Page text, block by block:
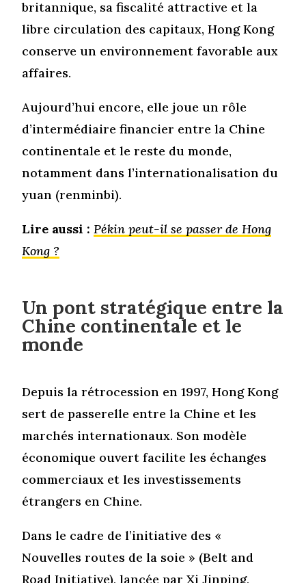
britannique, sa fiscalité attractive et la
libre circulation des capitaux, Hong Kong
conserve un environnement favorable aux
affaires.
Aujourd’hui encore, elle joue un rôle
d’intermédiaire financier entre la Chine
continentale et le reste du monde,
notamment dans l’internationalisation du
yuan (renminbi).
Lire aussi : Pékin peut-il se passer de Hong
Kong ?
Un pont stratégique entre la
Chine continentale et le
monde
Depuis la rétrocession en 1997, Hong Kong
sert de passerelle entre la Chine et les
marchés internationaux. Son modèle
économique ouvert facilite les échanges
commerciaux et les investissements
étrangers en Chine.
Dans le cadre de l’initiative des «
Nouvelles routes de la soie » (Belt and
Road Initiative), lancée par Xi Jinping,